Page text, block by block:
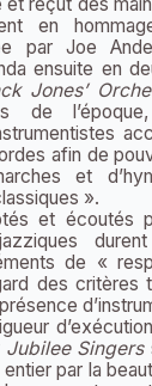
en
par Joe
ensuite en
Jones’
de
afin de
et
».
et écoutés
de «
des critères
Jubilee Singers
par la